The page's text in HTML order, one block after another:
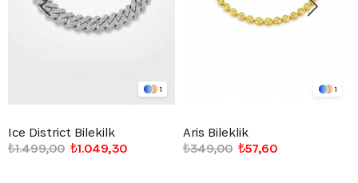
1
Ice District Bilekilk
₺1.049,30
₺1.499,00
1
Aris Bileklik
₺57,60
₺349,00